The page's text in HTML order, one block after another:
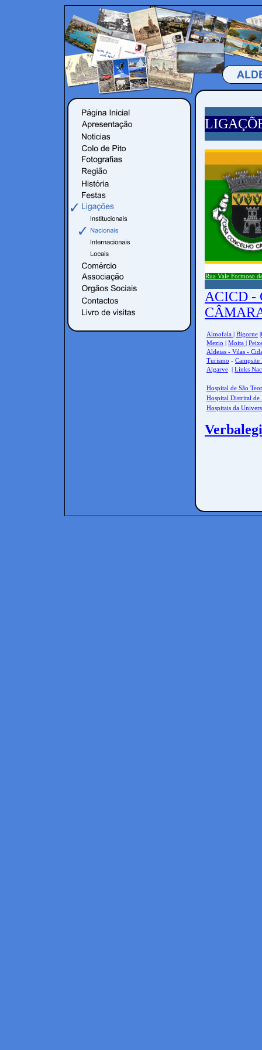
Rua Vale Formoso
ACICD -
Almofala Bigorne
Mezio
Moita
Aldeias - Vilas -
Turismo -
Algarve
Links
Hospital de São
Hospital Distrital de
Hospitais da